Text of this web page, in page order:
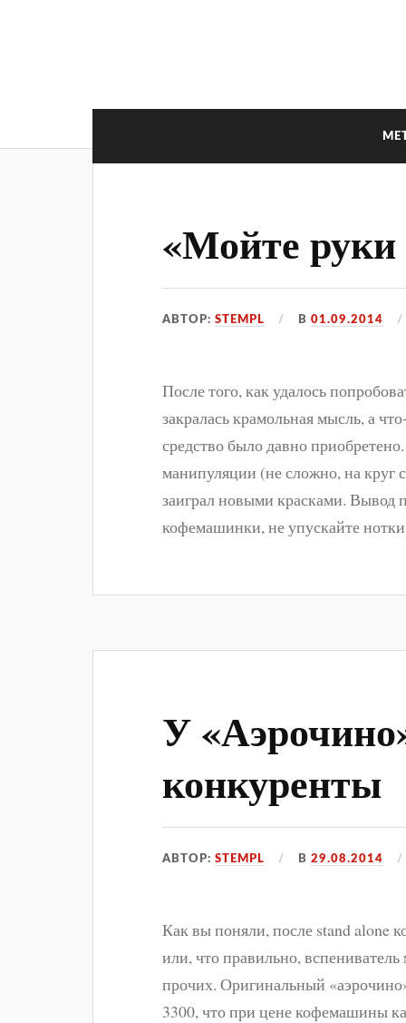
«Мойте
АВТОР:STEMPL В01.09.2014
После того, как удалось
закралась крамольная мысль, а
средство было давно
манипуляции (не сложно, на круг
заиграл новыми красками. Вывод
кофемашинки, не упускайте
У
конкуренты
АВТОР:STEMPL В29.08.2014
Как вы поняли, после stand alone
или, что правильно,
прочих. Оригинальный
3300, что при цене кофемашины